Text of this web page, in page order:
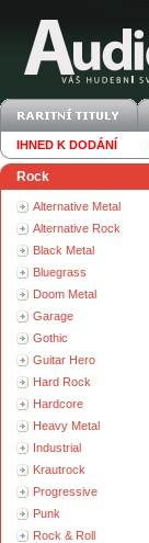
IHNED K DODÁNÍ
Rock
Alternative Metal
Alternative Rock
Black Metal
Bluegrass
Doom Metal
Garage
Gothic
Guitar Hero
Hard Rock
Hardcore
Heavy Metal
Industrial
Krautrock
Progressive
Punk
Rock & Roll